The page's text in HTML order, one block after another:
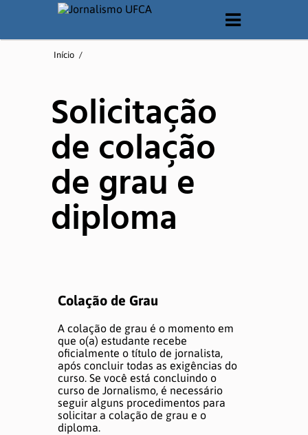
Matriz Curricular
Documentos
QUEM SOMOS
Corpo Técnico
ATUALIZAÇÕES
Notícias
Informes
Início /
Solicitação
de colação
de grau e
diploma
Colação de Grau
A colação de grau é o momento em
que o(a) estudante recebe
oficialmente o título de jornalista,
após concluir todas as exigências do
curso. Se você está concluindo o
curso de Jornalismo, é necessário
seguir alguns procedimentos para
solicitar a colação de grau e o
diploma.